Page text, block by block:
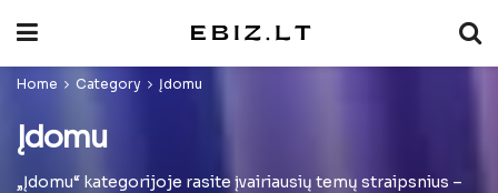
Home Category Įdomu
Įdomu
„Įdomu“ kategorijoje rasite įvairiausių temų straipsnius –